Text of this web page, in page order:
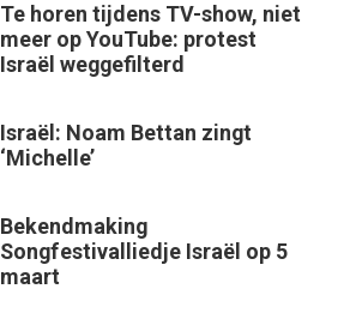
Te horen tijdens TV-show, niet
meer op YouTube: protest
Israël weggefilterd
Israël: Noam Bettan zingt
‘Michelle’
Bekendmaking
Songfestivalliedje Israël op 5
maart